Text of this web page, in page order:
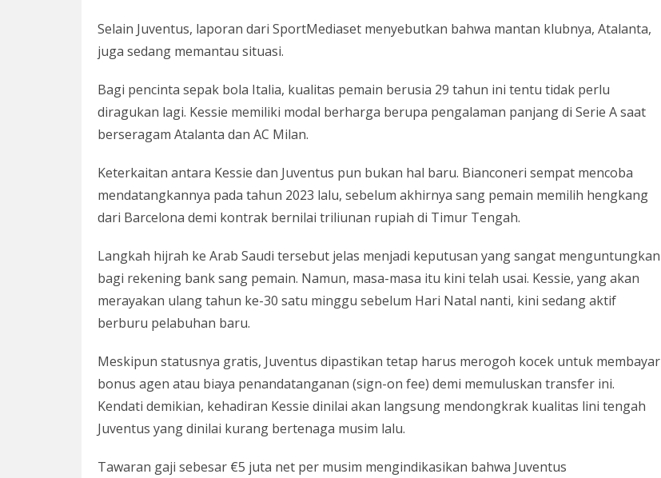
Selain Juventus, laporan dari SportMediaset menyebutkan bahwa mantan klubnya, Atalanta,
juga sedang memantau situasi.
Bagi pencinta sepak bola Italia, kualitas pemain berusia 29 tahun ini tentu tidak perlu
diragukan lagi. Kessie memiliki modal berharga berupa pengalaman panjang di Serie A saat
berseragam Atalanta dan AC Milan.
Keterkaitan antara Kessie dan Juventus pun bukan hal baru. Bianconeri sempat mencoba
mendatangkannya pada tahun 2023 lalu, sebelum akhirnya sang pemain memilih hengkang
dari Barcelona demi kontrak bernilai triliunan rupiah di Timur Tengah.
Langkah hijrah ke Arab Saudi tersebut jelas menjadi keputusan yang sangat menguntungkan
bagi rekening bank sang pemain. Namun, masa-masa itu kini telah usai. Kessie, yang akan
merayakan ulang tahun ke-30 satu minggu sebelum Hari Natal nanti, kini sedang aktif
berburu pelabuhan baru.
Meskipun statusnya gratis, Juventus dipastikan tetap harus merogoh kocek untuk membayar
bonus agen atau biaya penandatanganan (sign-on fee) demi memuluskan transfer ini.
Kendati demikian, kehadiran Kessie dinilai akan langsung mendongkrak kualitas lini tengah
Juventus yang dinilai kurang bertenaga musim lalu.
Tawaran gaji sebesar €5 juta net per musim mengindikasikan bahwa Juventus